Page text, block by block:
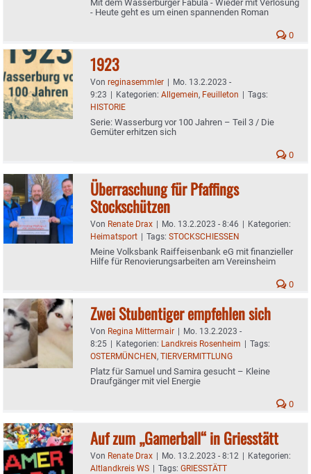
Mit dem Wasserburger Fabula - Wieder mit Verlosung
- Heute geht es um einen spannenden Roman
0
1923
Von reginasemmler | Mo. 13.2.2023 -
9:23 | Kategorien: Allgemein, Feuilleton | Tags:
HISTORIE
Serie: Wasserburg vor 100 Jahren – Teil 3 / Die
Gemüter erhitzen sich
0
Überraschung für Pfaffings
Stockschützen
Von Renate Drax | Mo. 13.2.2023 - 8:46 | Kategorien:
Heimatsport | Tags: STOCKSCHIESSEN
Meine Volksbank Raiffeisenbank eG mit finanzieller
Hilfe für Renovierungsarbeiten am Vereinsheim
0
Zwei Stubentiger empfehlen sich
Von Regina Mittermair | Mo. 13.2.2023 -
8:25 | Kategorien: Landkreis Rosenheim | Tags:
OSTERMÜNCHEN, TIERVERMITTLUNG
Platz für Samuel und Samira gesucht – Kleine
Draufgänger mit viel Energie
0
Auf zum „Gamerball“ in Griesstätt
Von Renate Drax | Mo. 13.2.2023 - 8:12 | Kategorien:
Altlandkreis WS | Tags: GRIESSTÄTT